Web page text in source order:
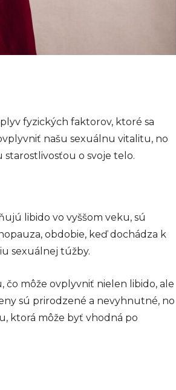
fyzických faktorov, ktoré sa
našu sexuálnu vitalitu, no
starostlivosťou o svoje telo.
libido vo vyššom veku, sú
obdobie, keď dochádza k
sexuálnej túžby.
môže ovplyvniť nielen libido, ale
sú prirodzené a nevyhnutné, no
ktorá môže byť vhodná po